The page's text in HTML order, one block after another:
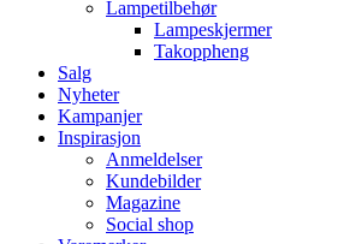
Lampetilbehør
Lampeskjermer
Takoppheng
Salg
Nyheter
Kampanjer
Inspirasjon
Anmeldelser
Kundebilder
Magazine
Social shop